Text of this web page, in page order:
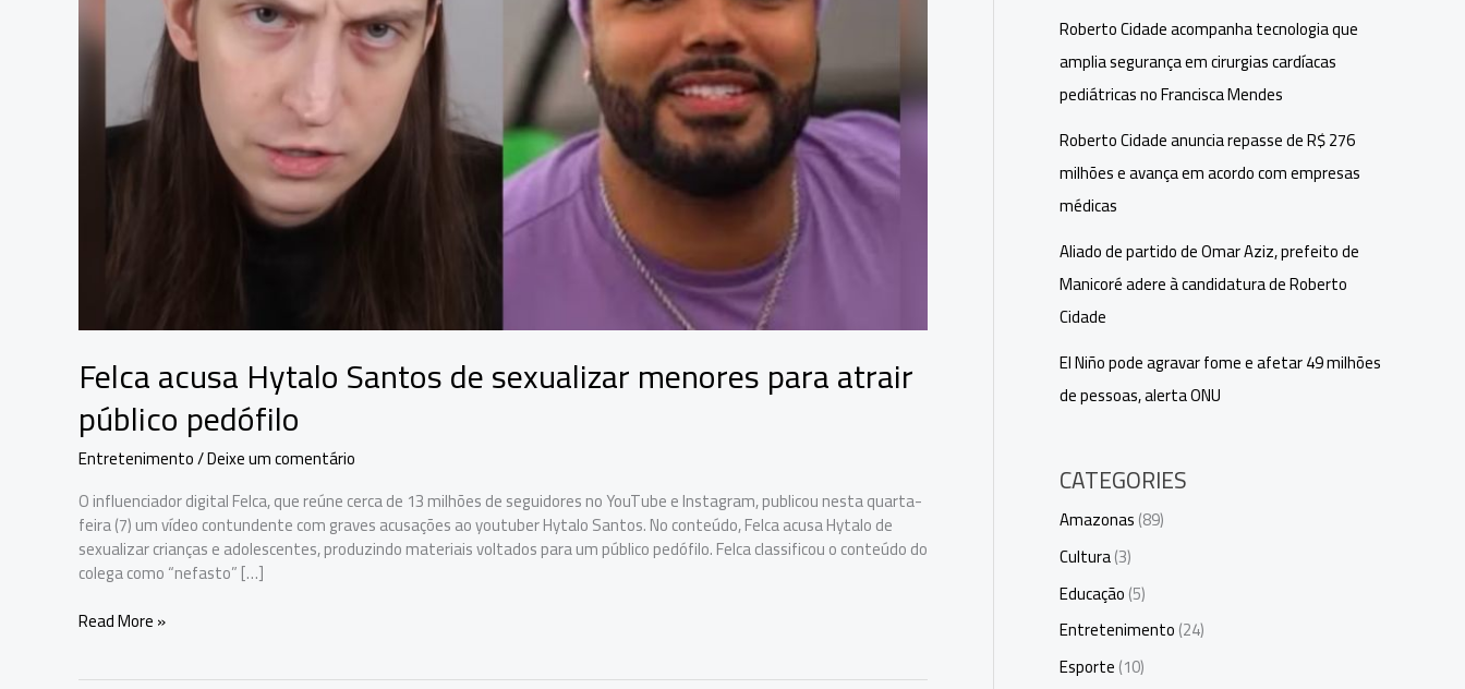
Felca acusa Hytalo Santos de sexualizar menores para atrair
público pedófilo
Entretenimento/Deixe um comentário
O influenciador digital Felca, que reúne cerca de 13 milhões de seguidores no YouTube e Instagram, publicou nesta quarta-
feira (7) um vídeo contundente com graves acusações ao youtuber Hytalo Santos. No conteúdo, Felca acusa Hytalo de
sexualizar crianças e adolescentes, produzindo materiais voltados para um público pedófilo. Felca classificou o conteúdo do
colega como “nefasto” […]
Felca
Read More »
Roberto Cidade acompanha tecnologia que
amplia segurança em cirurgias cardíacas
pediátricas no Francisca Mendes
Roberto Cidade anuncia repasse de R$ 276
milhões e avança em acordo com empresas
médicas
Aliado de partido de Omar Aziz, prefeito de
Manicoré adere à candidatura de Roberto
Cidade
El Niño pode agravar fome e afetar 49 milhões
de pessoas, alerta ONU
CATEGORIES
Amazonas(89)
Cultura(3)
Educação(5)
Entretenimento(24)
Esporte(10)